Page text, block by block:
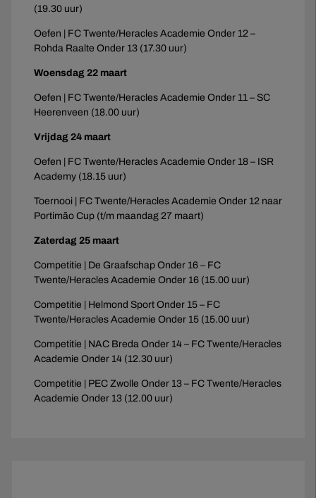
(19.30 uur)
Oefen | FC Twente/Heracles Academie Onder 12 –
Rohda Raalte Onder 13 (17.30 uur)
Woensdag 22 maart
Oefen | FC Twente/Heracles Academie Onder 11 – SC
Heerenveen (18.00 uur)
Vrijdag 24 maart
Oefen | FC Twente/Heracles Academie Onder 18 – ISR
Academy (18.15 uur)
Toernooi | FC Twente/Heracles Academie Onder 12 naar
Portimão Cup (t/m maandag 27 maart)
Zaterdag 25 maart
Competitie | De Graafschap Onder 16 – FC
Twente/Heracles Academie Onder 16 (15.00 uur)
Competitie | Helmond Sport Onder 15 – FC
Twente/Heracles Academie Onder 15 (15.00 uur)
Competitie | NAC Breda Onder 14 – FC Twente/Heracles
Academie Onder 14 (12.30 uur)
Competitie | PEC Zwolle Onder 13 – FC Twente/Heracles
Academie Onder 13 (12.00 uur)